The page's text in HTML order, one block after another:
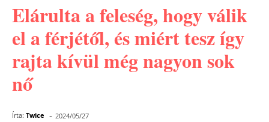
Elárulta a feleség, hogy válik
el a férjétől, és miért tesz így
rajta kívül még nagyon sok
nő
Írta: Twice - 2024/05/27